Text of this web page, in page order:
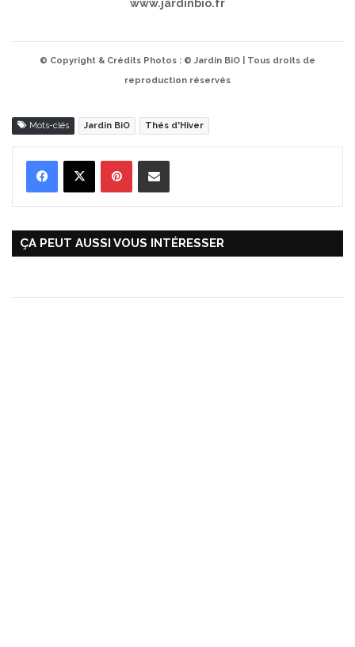
www.jardinbio.fr
© Copyright & Crédits Photos : © Jardin BiO | Tous droits de
reproduction réservés
Mots-clés Jardin BiO Thés d'Hiver
ÇA PEUT AUSSI VOUS INTÉRESSER